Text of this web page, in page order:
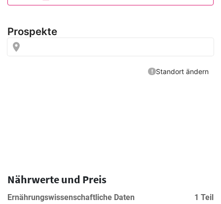
Nährwerte und Preis
Ernährungswissenschaftliche Daten
1 Teil